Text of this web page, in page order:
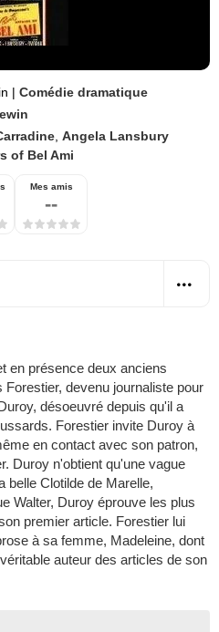
| Comédie dramatique
Angela Lansbury
of Bel Ami
Mes amis
--
en présence deux anciens
devenu journaliste pour
désoeuvré depuis qu'il a
Forestier invite Duroy à
en contact avec son patron,
Duroy n'obtient qu'une vague
belle Clotilde de Marelle,
Walter, Duroy éprouve les plus
premier article. Forestier lui
à sa femme, Madeleine, dont
auteur des articles de son